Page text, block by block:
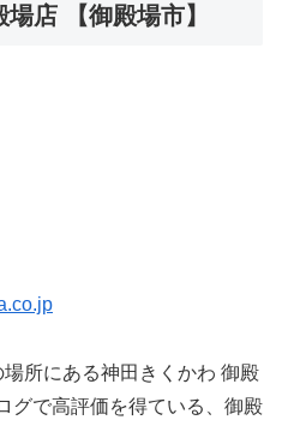
店 【御殿場市】
所にある神田きくかわ 御殿
グで高評価を得ている、御殿